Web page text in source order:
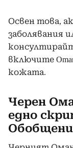
Освен това,
заболявания
включите
кожата.
Черен
едно